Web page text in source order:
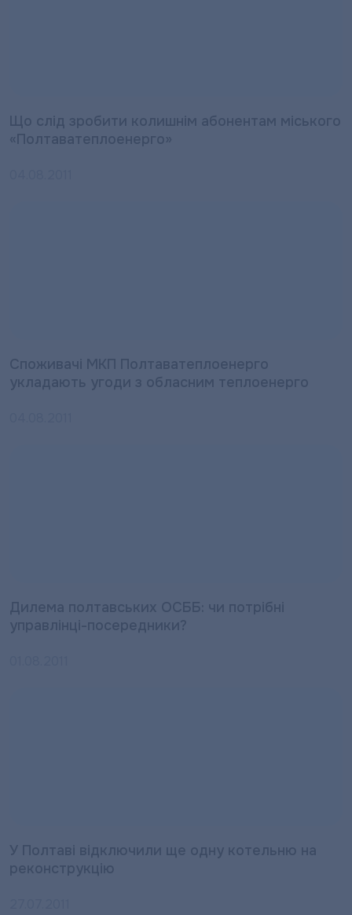
Що слід зробити колишнім абонентам міського
«Полтаватеплоенерго»
Споживачі МКП Полтаватеплоенерго
укладають угоди з обласним теплоенерго
Дилема полтавських ОСББ: чи потрібні
управлінці-посередники?
У Полтаві відключили ще одну котельню на
реконструкцію